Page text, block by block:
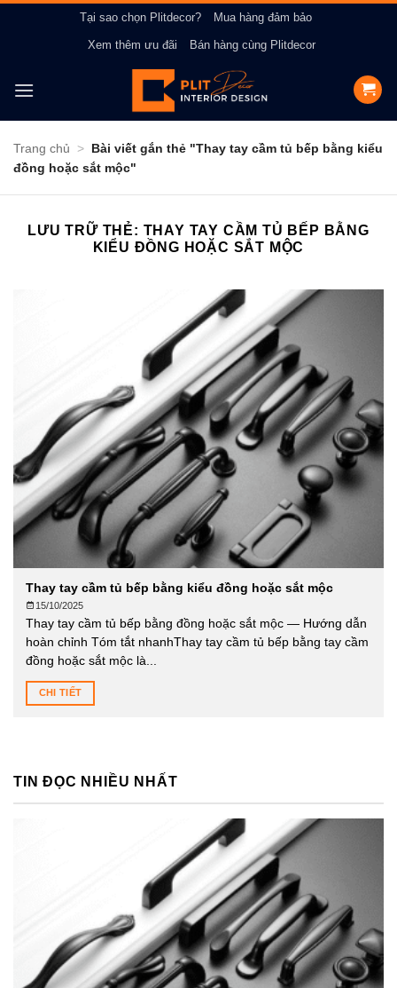
Tại sao chọn Plitdecor? Mua hàng đảm bảo
Xem thêm ưu đãi Bán hàng cùng Plitdecor
Trang chủ > Bài viết gắn thẻ "Thay tay cầm tủ bếp bằng kiểu
đồng hoặc sắt mộc"
LƯU TRỮ THẺ: THAY TAY CẦM TỦ BẾP BẰNG
KIỂU ĐỒNG HOẶC SẮT MỘC
Thay tay cầm tủ bếp bằng kiểu đồng hoặc sắt mộc
15/10/2025
Thay tay cầm tủ bếp bằng đồng hoặc sắt mộc — Hướng dẫn
hoàn chỉnh Tóm tắt nhanhThay tay cầm tủ bếp bằng tay cầm
đồng hoặc sắt mộc là...
CHI TIẾT
TIN ĐỌC NHIỀU NHẤT